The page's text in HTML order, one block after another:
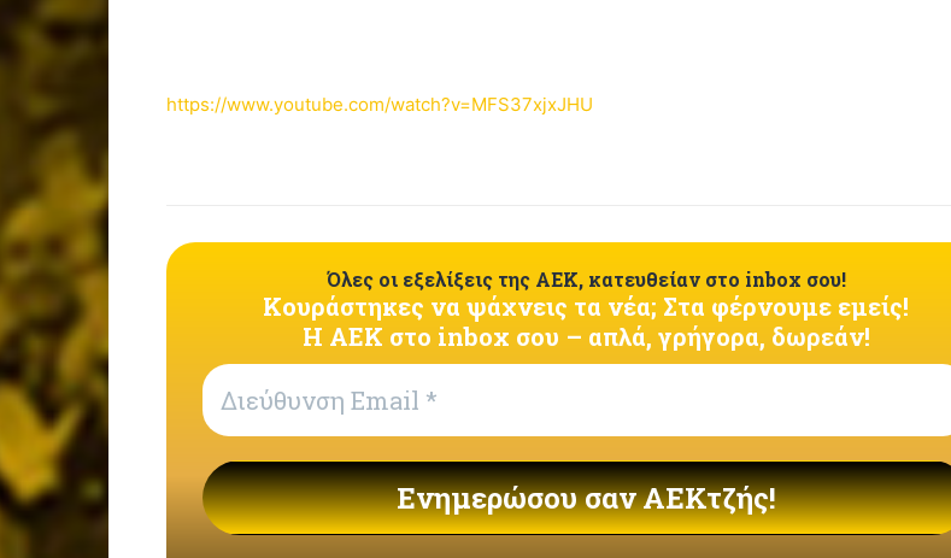
https://www.youtube.com/watch?v=MFS37xjxJHU